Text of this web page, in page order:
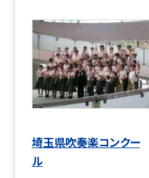
埼玉県吹奏楽コンクー
ル